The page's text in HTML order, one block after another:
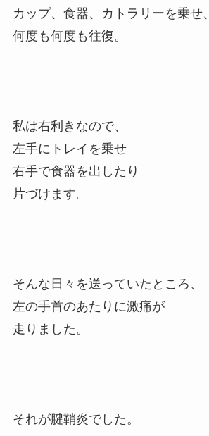
カップ、食器、カトラリーを乗せ、
何度も何度も往復。
私は右利きなので、
左手にトレイを乗せ
右手で食器を出したり
片づけます。
そんな日々を送っていたところ、
左の手首のあたりに激痛が
走りました。
それが腱鞘炎でした。